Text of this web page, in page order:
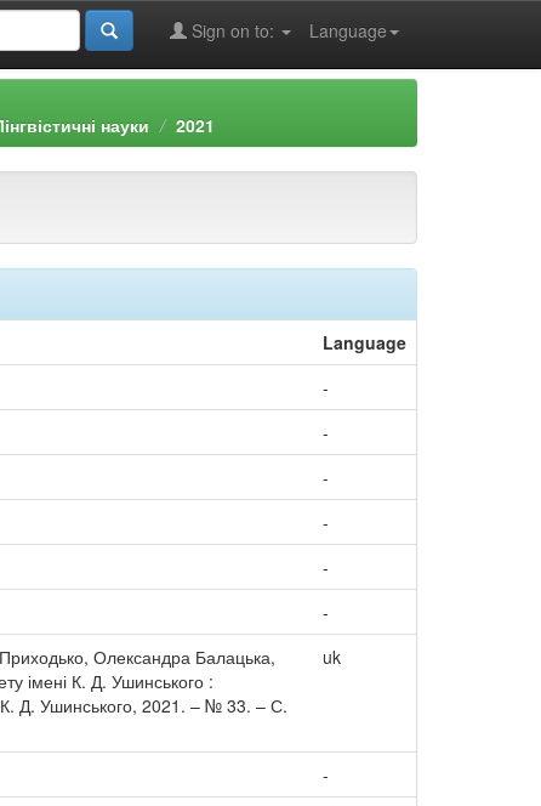
Language
Sign on to:
науки
2021
Language
-
-
-
-
-
-
Олександра Балацька,
імені К. Д. Ушинського :
К. Д. Ушинського, 2021. – № 33. – С.
uk
-